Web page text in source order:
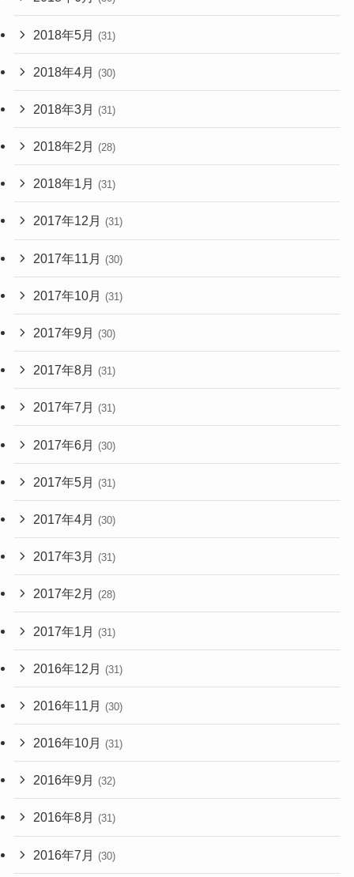
2018年5月 (31)
2018年4月 (30)
2018年3月 (31)
2018年2月 (28)
2018年1月 (31)
2017年12月 (31)
2017年11月 (30)
2017年10月 (31)
2017年9月 (30)
2017年8月 (31)
2017年7月 (31)
2017年6月 (30)
2017年5月 (31)
2017年4月 (30)
2017年3月 (31)
2017年2月 (28)
2017年1月 (31)
2016年12月 (31)
2016年11月 (30)
2016年10月 (31)
2016年9月 (32)
2016年8月 (31)
2016年7月 (30)